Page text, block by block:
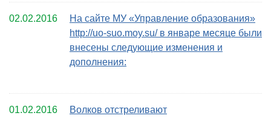
02.02.2016
На сайте МУ «Управление образования»
http://uo-suo.moy.su/ в январе месяце были
внесены следующие изменения и
дополнения:
01.02.2016 Волков отстреливают